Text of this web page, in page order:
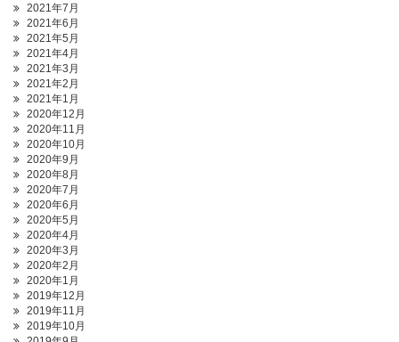
2021年7月
2021年6月
2021年5月
2021年4月
2021年3月
2021年2月
2021年1月
2020年12月
2020年11月
2020年10月
2020年9月
2020年8月
2020年7月
2020年6月
2020年5月
2020年4月
2020年3月
2020年2月
2020年1月
2019年12月
2019年11月
2019年10月